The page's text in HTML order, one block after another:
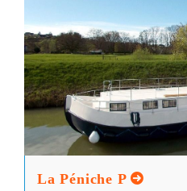
La Péniche P